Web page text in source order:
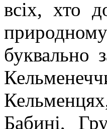
всіх, хто
буквально
Бабині,